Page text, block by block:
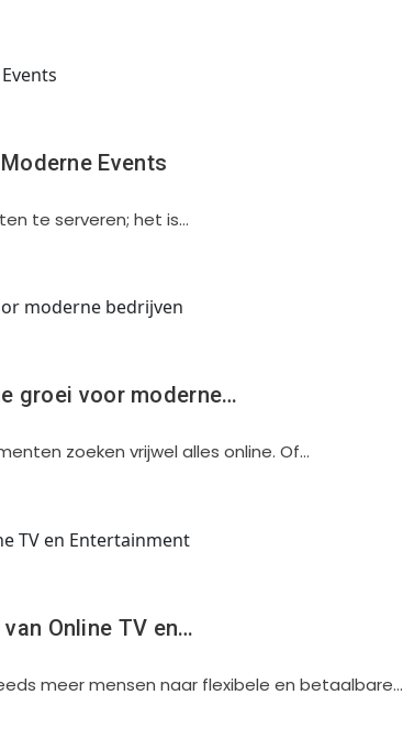
Events
te serveren; het is…
groei voor moderne…
zoeken vrijwel alles online. Of…
Online TV en…
meer mensen naar flexibele en betaalbare…